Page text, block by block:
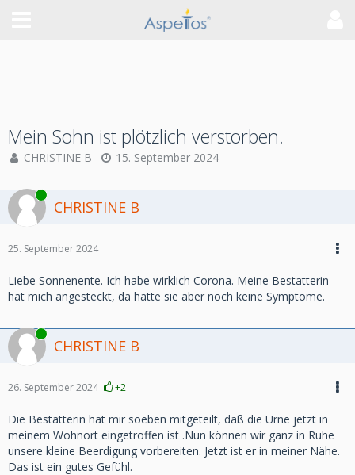
Mein Sohn ist plötzlich verstorben.
CHRISTINE B 15. September 2024
Online
CHRISTINE B
25. September 2024
Liebe Sonnenente. Ich habe wirklich Corona. Meine Bestatterin
hat mich angesteckt, da hatte sie aber noch keine Symptome.
Online
CHRISTINE B
26. September 2024 +2
Die Bestatterin hat mir soeben mitgeteilt, daß die Urne jetzt in
meinem Wohnort eingetroffen ist .Nun können wir ganz in Ruhe
unsere kleine Beerdigung vorbereiten. Jetzt ist er in meiner Nähe.
Das ist ein gutes Gefühl.